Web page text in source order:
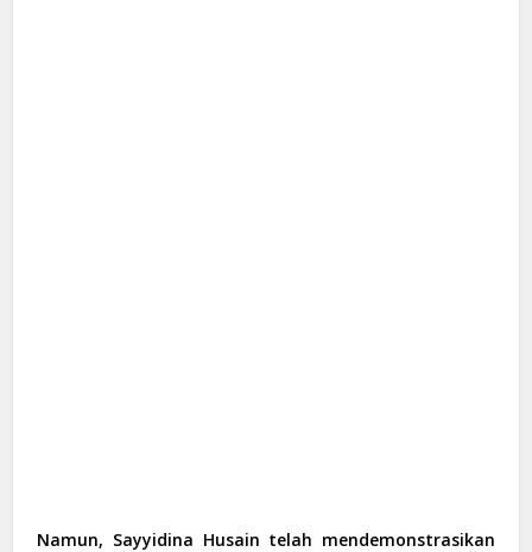
Namun, Sayyidina Husain telah mendemonstrasikan